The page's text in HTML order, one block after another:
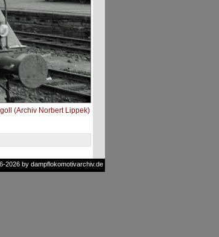
(Archiv Norbert Lippek)
2026 by dampflokomotivarchiv.de